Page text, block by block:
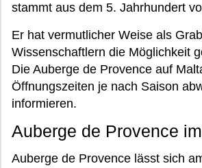
stammt aus dem 5. Jahrhundert
Er hat vermutlicher Weise als
Wissenschaftlern die Möglichkeit
Die Auberge de Provence auf
Öffnungszeiten je nach Saison
informieren.
Auberge de Provence
Auberge de Provence lässt sich